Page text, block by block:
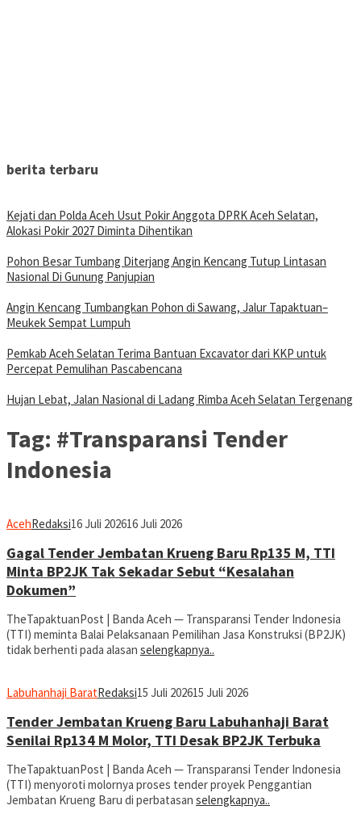
berita terbaru
Kejati dan Polda Aceh Usut Pokir Anggota DPRK Aceh Selatan,
Alokasi Pokir 2027 Diminta Dihentikan
Pohon Besar Tumbang Diterjang Angin Kencang Tutup Lintasan
Nasional Di Gunung Panjupian
Angin Kencang Tumbangkan Pohon di Sawang, Jalur Tapaktuan–
Meukek Sempat Lumpuh
Pemkab Aceh Selatan Terima Bantuan Excavator dari KKP untuk
Percepat Pemulihan Pascabencana
Hujan Lebat, Jalan Nasional di Ladang Rimba Aceh Selatan Tergenang
Tag: #Transparansi Tender
Indonesia
AcehRedaksi16 Juli 202616 Juli 2026
Gagal Tender Jembatan Krueng Baru Rp135 M, TTI
Minta BP2JK Tak Sekadar Sebut “Kesalahan
Dokumen”
TheTapaktuanPost | Banda Aceh — Transparansi Tender Indonesia
(TTI) meminta Balai Pelaksanaan Pemilihan Jasa Konstruksi (BP2JK)
tidak berhenti pada alasan selengkapnya..
Labuhanhaji BaratRedaksi15 Juli 202615 Juli 2026
Tender Jembatan Krueng Baru Labuhanhaji Barat
Senilai Rp134 M Molor, TTI Desak BP2JK Terbuka
TheTapaktuanPost | Banda Aceh — Transparansi Tender Indonesia
(TTI) menyoroti molornya proses tender proyek Penggantian
Jembatan Krueng Baru di perbatasan selengkapnya..